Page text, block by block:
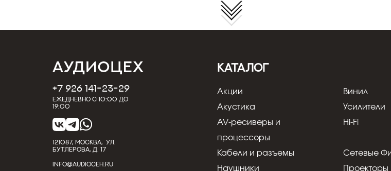
Характеристики разъема Rean RT3FCT-B XLR mini
Артикул: RT3FCT-B
Количество контактов: 3
Серия: TINY xlr Cable Connectors
Тип разъёма: XLR mini
Способ крепления проводника: пайка
Диаметр совместимого кабеля, мм: 2,0 - 4,0 мм
Материал контактов:Бронза (CuSn6)
Материал корпуса: Сплав цинка (ZnAl4Cu1)
+7 926 141-23-29
Ежедневно с 10:00 до
19:00
121087, МОСКВА, УЛ.
БУТЛЕРОВА, Д. 17
INFO@AUDIOCEH.RU
КАТАЛОГ
Акции
Винил
Акустика
Усилители
AV-ресиверы и
процессоры
Hi-Fi
Кабели и разъемы
Сетевые
Наушники